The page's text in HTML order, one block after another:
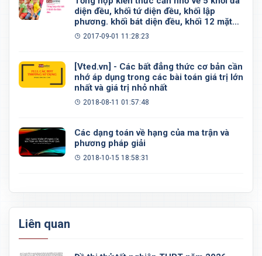
diện đều, khối tứ diện đều, khối lập
phương. khối bát diện đều, khối 12 mặt
đều, khối 20 mặt đều
2017-09-01 11:28:23
[Vted.vn] - Các bất đẳng thức cơ bản cần
nhớ áp dụng trong các bài toán giá trị lớn
nhất và giá trị nhỏ nhất
2018-08-11 01:57:48
Các dạng toán về hạng của ma trận và
phương pháp giải
2018-10-15 18:58:31
Liên quan